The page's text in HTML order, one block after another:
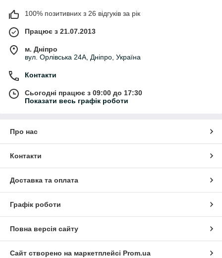
100% позитивних з 26 відгуків за рік
Працює з 21.07.2013
м. Дніпро
вул. Орлівська 24А, Дніпро, Україна
Контакти
Сьогодні працює з 09:00 до 17:30
Показати весь графік роботи
Про нас
Контакти
Доставка та оплата
Графік роботи
Повна версія сайту
Сайт створено на маркетплейсі Prom.ua